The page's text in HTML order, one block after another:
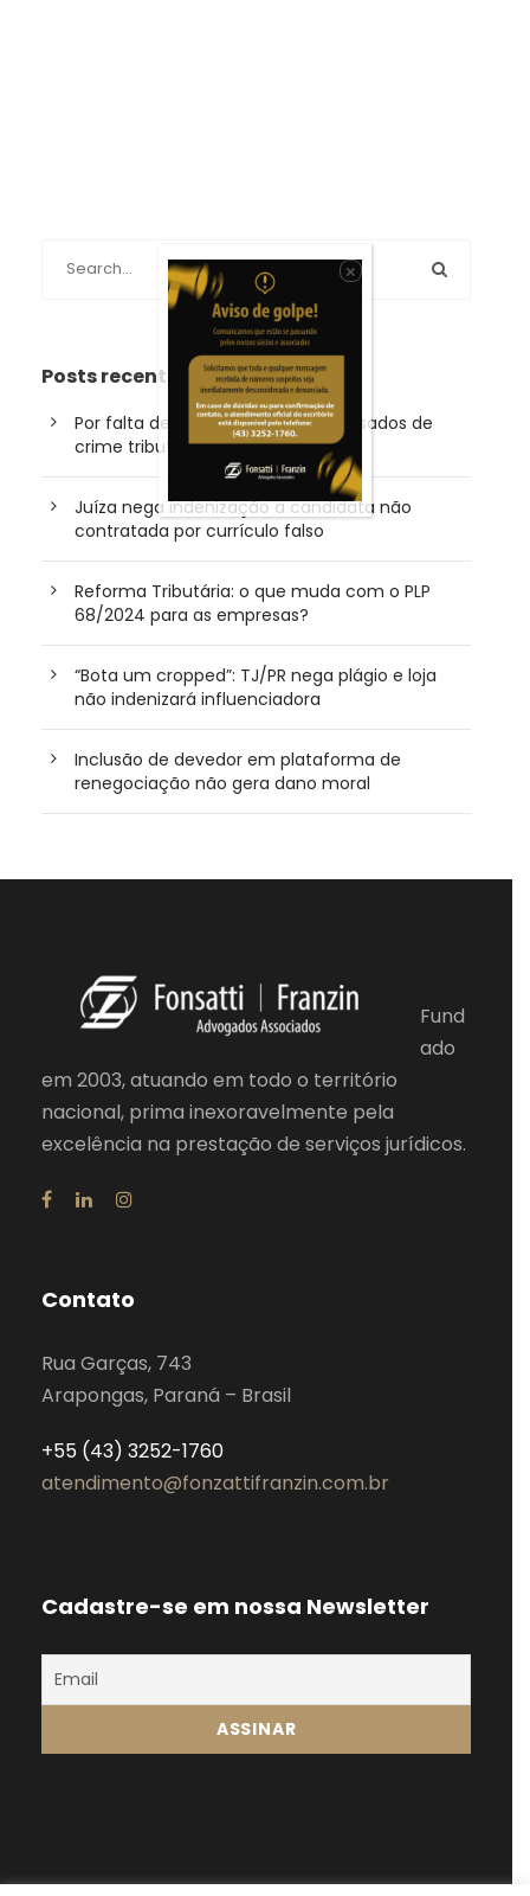
Posts recentes
Por falta de dolo, empresários acusados de
crime tributário são absolvidos
Juíza nega indenização a candidata não
contratada por currículo falso
Reforma Tributária: o que muda com o PLP
68/2024 para as empresas?
“Bota um cropped”: TJ/PR nega plágio e loja
não indenizará influenciadora
Inclusão de devedor em plataforma de
renegociação não gera dano moral
Fund
ado
em 2003, atuando em todo o território
nacional, prima inexoravelmente pela
excelência na prestação de serviços jurídicos.
Contato
Rua Garças, 743
Arapongas, Paraná – Brasil
+55 (43) 3252-1760
atendimento@fonzattifranzin.com.br
Cadastre-se em nossa Newsletter
×